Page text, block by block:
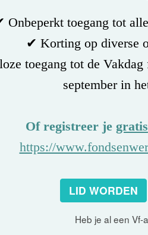
Onbeperkt toegang tot
✔ Korting op diverse
toegang tot de
september in
Of registreer je gratis
https://
LID WORDEN
Heb je al een Vf-